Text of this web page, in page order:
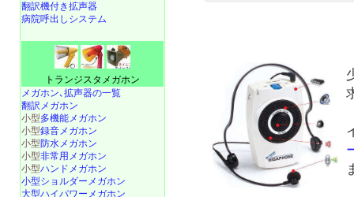
翻訳機付き拡声器
病院呼出しシステム
トランジスタメガホン
メガホン､拡声器の一覧
翻訳メガホン
小型多機能メガホン
小型録音メガホン
小型防水メガホン
小型非常用メガホン
小型ハンドメガホン
小型ショルダーメガホン
大型ハイパワーメガホン